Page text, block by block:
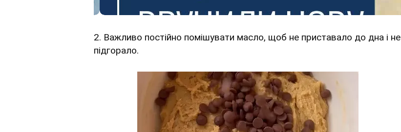
2. Важливо постійно помішувати масло, щоб не приставало до дна і не
підгорало.